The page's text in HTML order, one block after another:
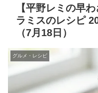
【平野レミの早
ラミスのレシピ
（7月18日）
グルメ・レシピ